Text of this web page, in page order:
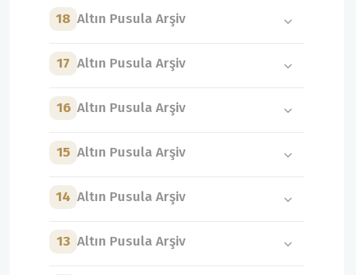
18 Altın Pusula Arşiv
17 Altın Pusula Arşiv
16 Altın Pusula Arşiv
15 Altın Pusula Arşiv
14 Altın Pusula Arşiv
13 Altın Pusula Arşiv